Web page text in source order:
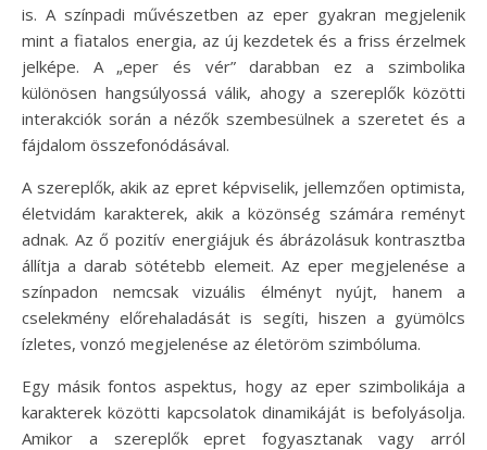
is. A színpadi művészetben az eper gyakran megjelenik
mint a fiatalos energia, az új kezdetek és a friss érzelmek
jelképe. A „eper és vér” darabban ez a szimbolika
különösen hangsúlyossá válik, ahogy a szereplők közötti
interakciók során a nézők szembesülnek a szeretet és a
fájdalom összefonódásával.
A szereplők, akik az epret képviselik, jellemzően optimista,
életvidám karakterek, akik a közönség számára reményt
adnak. Az ő pozitív energiájuk és ábrázolásuk kontrasztba
állítja a darab sötétebb elemeit. Az eper megjelenése a
színpadon nemcsak vizuális élményt nyújt, hanem a
cselekmény előrehaladását is segíti, hiszen a gyümölcs
ízletes, vonzó megjelenése az életöröm szimbóluma.
Egy másik fontos aspektus, hogy az eper szimbolikája a
karakterek közötti kapcsolatok dinamikáját is befolyásolja.
Amikor a szereplők epret fogyasztanak vagy arról